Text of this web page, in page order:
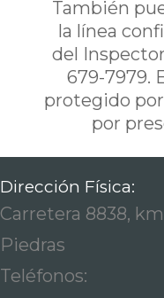
También
la línea
del
679-7979.
protegido
por
Dirección Física:
Carretera 8838,
Piedras
Teléfonos: